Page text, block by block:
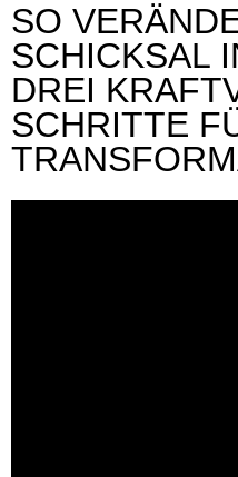
SO
SCHICKSAL
DREI
SCHRITTE